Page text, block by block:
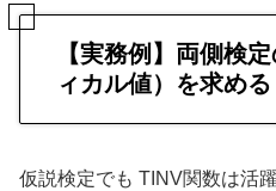
【実務例】両側検
ィカル値）を求める
仮説検定でも TINV関数は活